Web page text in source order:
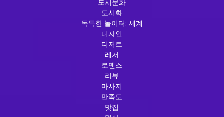
도시문화
도시화
독특한 놀이터: 세계
디자인
디저트
레저
로맨스
리뷰
마사지
만족도
맛집